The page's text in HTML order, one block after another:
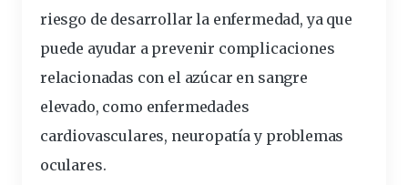
riesgo de desarrollar la enfermedad, ya que
puede ayudar a prevenir complicaciones
relacionadas con el azúcar en sangre
elevado, como enfermedades
cardiovasculares, neuropatía y problemas
oculares.